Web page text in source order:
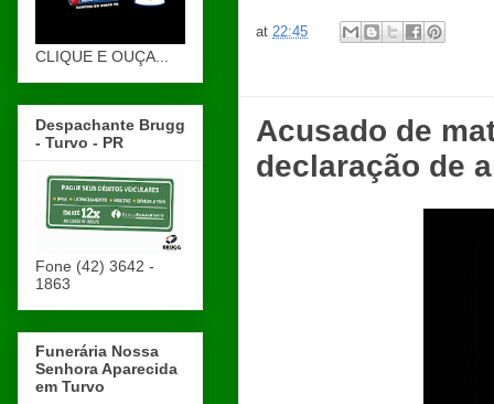
at 22:45
Acusado de
declaração de
CLIQUE E OUÇA...
Despachante Brugg
- Turvo - PR
Fone (42) 3642 -
1863
Funerária Nossa
Senhora Aparecida
em Turvo